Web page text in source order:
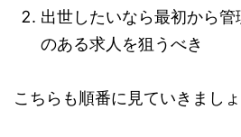
出世したいなら最初から
のある求人を狙うべき
こちらも順番に見ていきましょ